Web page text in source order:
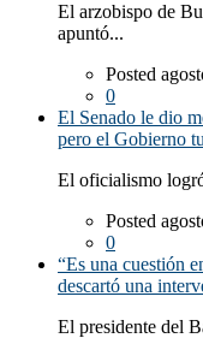
El arzobispo de
apuntó...
Posted
0
El Senado le dio
pero el Gobierno
El oficialismo
Posted
0
“Es una cuestión
descartó una
El presidente del